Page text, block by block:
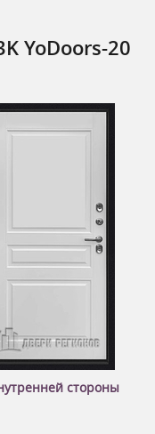
YoDoors-20
стороны